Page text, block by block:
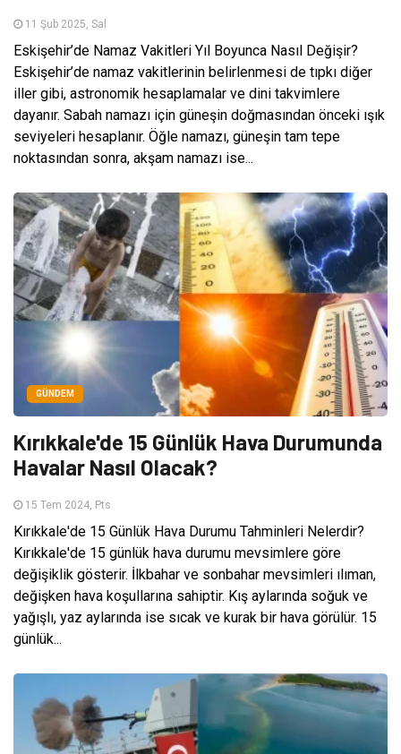
11 Şub 2025, Sal
Eskişehir’de Namaz Vakitleri Yıl Boyunca Nasıl Değişir?
Eskişehir’de namaz vakitlerinin belirlenmesi de tıpkı diğer
iller gibi, astronomik hesaplamalar ve dini takvimlere
dayanır. Sabah namazı için güneşin doğmasından önceki ışık
seviyeleri hesaplanır. Öğle namazı, güneşin tam tepe
noktasından sonra, akşam namazı ise...
GÜNDEM
Kırıkkale'de 15 Günlük Hava Durumunda
Havalar Nasıl Olacak?
15 Tem 2024, Pts
Kırıkkale'de 15 Günlük Hava Durumu Tahminleri Nelerdir?
Kırıkkale'de 15 günlük hava durumu mevsimlere göre
değişiklik gösterir. İlkbahar ve sonbahar mevsimleri ılıman,
değişken hava koşullarına sahiptir. Kış aylarında soğuk ve
yağışlı, yaz aylarında ise sıcak ve kurak bir hava görülür. 15
günlük...